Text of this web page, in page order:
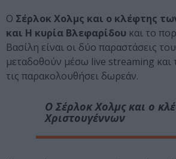
Ο Σέρλοκ Χολμς και ο κλέφτης
και Η κυρία Βλεφαρίδου και το
Βασίλη είναι οι δύο παραστάσεις
μεταδοθούν μέσω live streaming και
τις παρακολουθήσει δωρεάν.
Ο Σέρλοκ Χολμς και ο
Χριστουγέννων